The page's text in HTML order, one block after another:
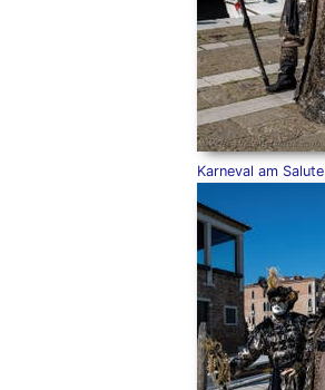
Karneval am Salute